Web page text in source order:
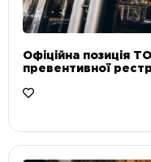
Офіційна позиція
превентивної